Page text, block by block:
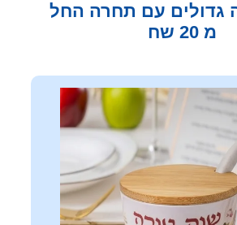
גדולים עם תחרה החל
מ 20 שח